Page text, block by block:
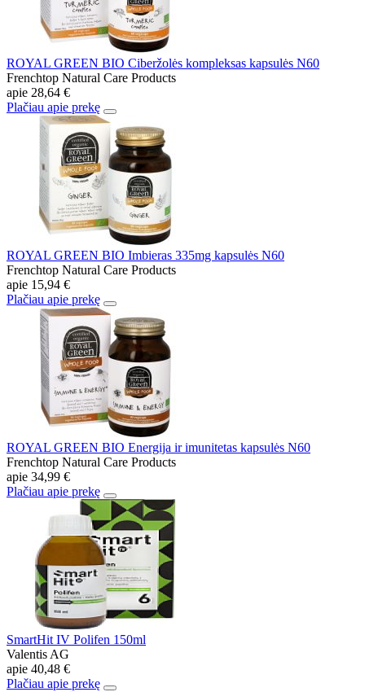
ROYAL GREEN BIO Ciberžolės kompleksas kapsulės N60
Frenchtop Natural Care Products
apie 28,64 €
Plačiau apie prekę
ROYAL GREEN BIO Imbieras 335mg kapsulės N60
Frenchtop Natural Care Products
apie 15,94 €
Plačiau apie prekę
ROYAL GREEN BIO Energija ir imunitetas kapsulės N60
Frenchtop Natural Care Products
apie 34,99 €
Plačiau apie prekę
SmartHit IV Polifen 150ml
Valentis AG
apie 40,48 €
Plačiau apie prekę